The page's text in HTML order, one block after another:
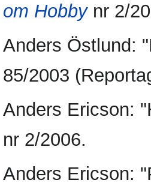
om Hobbynr 2/
Anders Östlund:
85/2003
Anders Ericson:
nr 2/2006.
Anders Ericson: